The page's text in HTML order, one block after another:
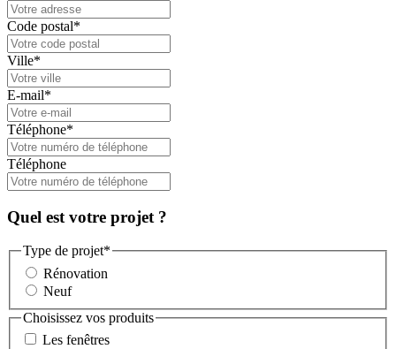
Code postal*
Ville*
E-mail*
Téléphone*
Téléphone
Quel est votre projet ?
Type de projet*
Rénovation
Neuf
Choisissez vos produits
Les fenêtres